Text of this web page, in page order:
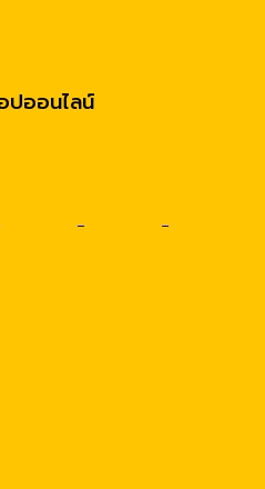
ปออนไลน์